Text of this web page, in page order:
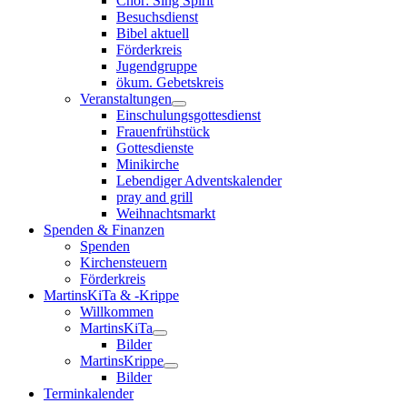
Besuchsdienst
Bibel aktuell
Förderkreis
Jugendgruppe
ökum. Gebetskreis
Veranstaltungen
Einschulungsgottesdienst
Frauenfrühstück
Gottesdienste
Minikirche
Lebendiger Adventskalender
pray and grill
Weihnachtsmarkt
Spenden & Finanzen
Spenden
Kirchensteuern
Förderkreis
MartinsKiTa & -Krippe
Willkommen
MartinsKiTa
Bilder
MartinsKrippe
Bilder
Terminkalender